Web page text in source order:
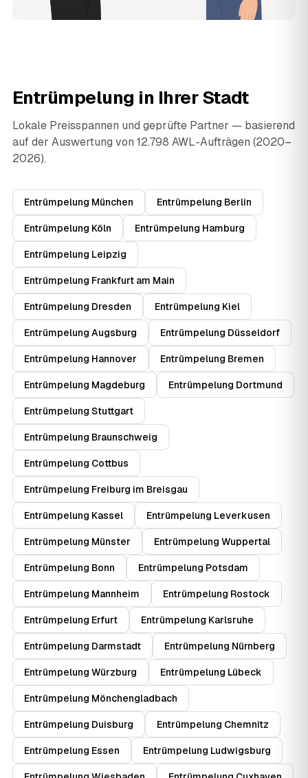
Entrümpelung in Ihrer Stadt
Lokale Preisspannen und geprüfte Partner — basierend
auf der Auswertung von 12.798 AWL-Aufträgen (2020–
2026).
Entrümpelung München Entrümpelung Berlin
Entrümpelung Köln Entrümpelung Hamburg
Entrümpelung Leipzig
Entrümpelung Frankfurt am Main
Entrümpelung Dresden Entrümpelung Kiel
Entrümpelung Augsburg Entrümpelung Düsseldorf
Entrümpelung Hannover Entrümpelung Bremen
Entrümpelung Magdeburg Entrümpelung Dortmund
Entrümpelung Stuttgart
Entrümpelung Braunschweig
Entrümpelung Cottbus
Entrümpelung Freiburg im Breisgau
Entrümpelung Kassel Entrümpelung Leverkusen
Entrümpelung Münster Entrümpelung Wuppertal
Entrümpelung Bonn Entrümpelung Potsdam
Entrümpelung Mannheim Entrümpelung Rostock
Entrümpelung Erfurt Entrümpelung Karlsruhe
Entrümpelung Darmstadt Entrümpelung Nürnberg
Entrümpelung Würzburg Entrümpelung Lübeck
Entrümpelung Mönchengladbach
Entrümpelung Duisburg Entrümpelung Chemnitz
Entrümpelung Essen Entrümpelung Ludwigsburg